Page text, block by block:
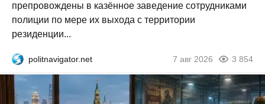
препровождены в казённое заведение сотрудниками
полиции по мере их выхода с территории
резиденции...
politnavigator.net 7 авг 2026 3 854